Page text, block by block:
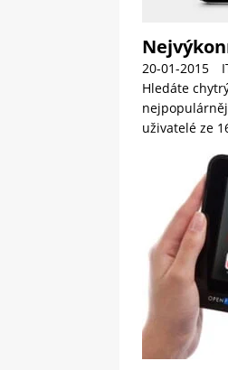
20-01-2015
Hledáte
uživatelé ze